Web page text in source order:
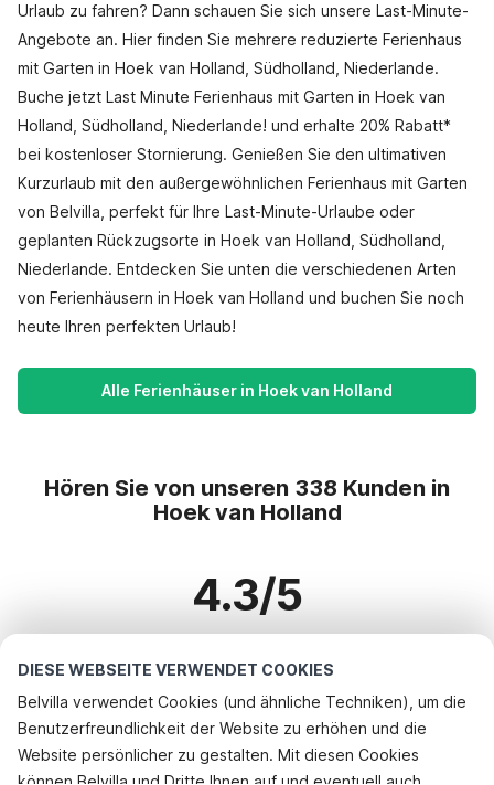
DIESE WEBSEITE VERWENDET COOKIES
Belvilla verwendet Cookies (und ähnliche Techniken), um die
Benutzerfreundlichkeit der Website zu erhöhen und die
Website persönlicher zu gestalten. Mit diesen Cookies
können Belvilla und Dritte Ihnen auf und eventuell auch
Urlaub zu fahren? Dann schauen Sie sich unsere Last-Minute-
Angebote an. Hier finden Sie mehrere reduzierte Ferienhaus
mit Garten in Hoek van Holland, Südholland, Niederlande.
Buche jetzt Last Minute Ferienhaus mit Garten in Hoek van
Holland, Südholland, Niederlande! und erhalte 20% Rabatt*
bei kostenloser Stornierung. Genießen Sie den ultimativen
Kurzurlaub mit den außergewöhnlichen Ferienhaus mit Garten
von Belvilla, perfekt für Ihre Last-Minute-Urlaube oder
geplanten Rückzugsorte in Hoek van Holland, Südholland,
Niederlande. Entdecken Sie unten die verschiedenen Arten
von Ferienhäusern in Hoek van Holland und buchen Sie noch
heute Ihren perfekten Urlaub!
Alle Ferienhäuser in Hoek van Holland
Hören Sie von unseren 338 Kunden in
Hoek van Holland
4.3/5
Beliebteste Reiseziele für Urlaub
Rufen Sie an, um zu buchen